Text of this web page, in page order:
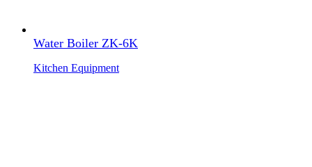
Water Boiler ZK-6K
Kitchen Equipment